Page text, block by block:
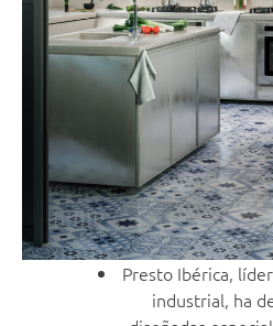
Presto Ibérica,
industrial, ha